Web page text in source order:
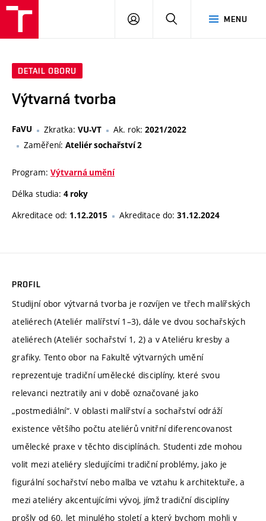
MENU
PŘIHLÁSIT
DETAIL OBORU
Výtvarná tvorba
FaVU Zkratka: VU-VT Ak. rok: 2021/2022
Zaměření: Ateliér sochařství 2
Program: Výtvarná umění
Délka studia: 4 roky
Akreditace od: 1.12.2015 Akreditace do: 31.12.2024
PROFIL
Studijní obor výtvarná tvorba je rozvíjen ve třech malířských
ateliérech (Ateliér malířství 1–3), dále ve dvou sochařských
ateliérech (Ateliér sochařství 1, 2) a v Ateliéru kresby a
grafiky. Tento obor na Fakultě výtvarných umění
reprezentuje tradiční umělecké disciplíny, které svou
relevanci neztratily ani v době označované jako
„postmediální“. V oblasti malířství a sochařství odráží
existence většího počtu ateliérů vnitřní diferencovanost
umělecké praxe v těchto disciplínách. Studenti zde mohou
volit mezi ateliéry sledujícími tradiční problémy, jako je
figurální sochařství nebo malba ve vztahu k architektuře, a
mezi ateliéry akcentujícími vývoj, jímž tradiční disciplíny
prošly od 60. let minulého století a který bychom mohli v